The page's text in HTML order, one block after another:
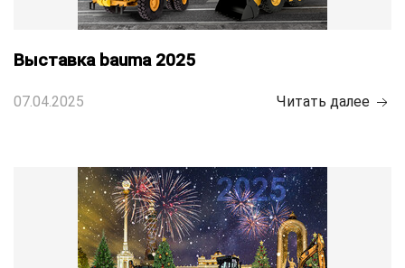
Выставка bauma 2025
07.04.2025 Читать далее